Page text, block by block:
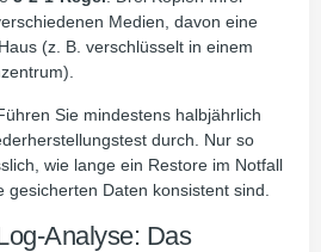
Medien, davon eine
(z. B. verschlüsselt in einem
Sie mindestens halbjährlich
durch. Nur so
wie lange ein Restore im Notfall
gesicherten Daten konsistent sind.
Analyse: Das